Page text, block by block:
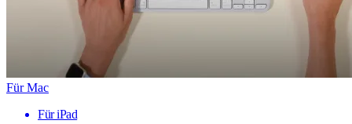
Für Mac
Für iPad